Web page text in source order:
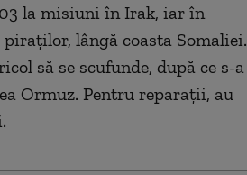
la misiuni în Irak, iar în
lângă coasta Somaliei.
să se scufunde, după ce s-a
Ormuz. Pentru reparaţii, au